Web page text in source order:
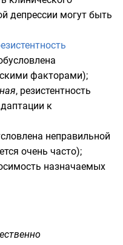
депрессии могут быть
факторами);
, резистентность
к
неправильной
очень часто);
назначаемых